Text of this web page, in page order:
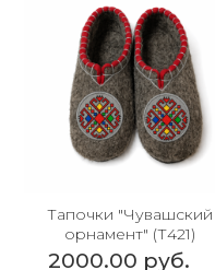
Тапочки "Чувашский
орнамент" (Т421)
2000.00 руб.